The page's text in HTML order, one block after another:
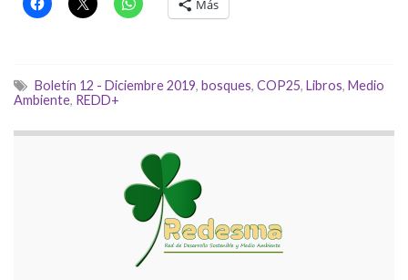
Más
Boletín 12 - Diciembre 2019, bosques, COP25, Libros, Medio
Ambiente, REDD+